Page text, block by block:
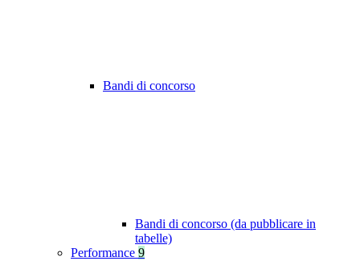
Bandi di concorso
Bandi di concorso (da pubblicare in
tabelle)
Performance 9